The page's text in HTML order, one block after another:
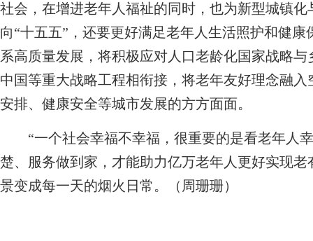
社会，在增进老年人福祉的同时，也为新型城镇
向“十五五”，还要更好满足老年人生活照护和健
系高质量发展，将积极应对人口老龄化国家战略
中国等重大战略工程相衔接，将老年友好理念融
安排、健康安全等城市发展的方方面面。
“一个社会幸福不幸福，很重要的是看老年人幸
楚、服务做到家，才能助力亿万老年人更好实现
景变成每一天的烟火日常。（周珊珊）